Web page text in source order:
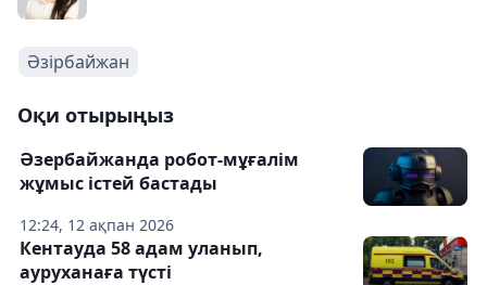
Әзірбайжан
Оқи отырыңыз
12:24, 12 ақпан 2026
Әзербайжанда робот-мұғалім
жұмыс істей бастады
Кентауда 58 адам уланып,
ауруханаға түсті